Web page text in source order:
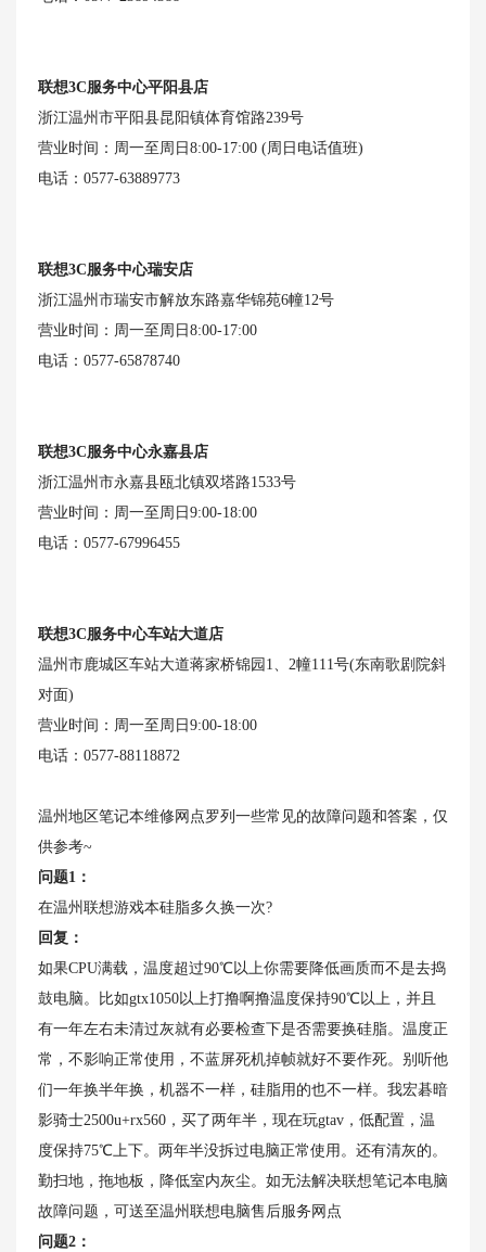
联想3C服务中心平阳县店
浙江温州市平阳县昆阳镇体育馆路239号
营业时间：周一至周日8:00-17:00 (周日电话值班)
电话：0577-63889773
联想3C服务中心瑞安店
浙江温州市瑞安市解放东路嘉华锦苑6幢12号
营业时间：周一至周日8:00-17:00
电话：0577-65878740
联想3C服务中心永嘉县店
浙江温州市永嘉县瓯北镇双塔路1533号
营业时间：周一至周日9:00-18:00
电话：0577-67996455
联想3C服务中心车站大道店
温州市鹿城区车站大道蒋家桥锦园1、2幢111号(东南歌剧院斜
对面)
营业时间：周一至周日9:00-18:00
电话：0577-88118872
温州地区笔记本维修网点罗列一些常见的故障问题和答案，仅
供参考~
问题1：
在温州联想游戏本硅脂多久换一次?
回复：
如果CPU满载，温度超过90℃以上你需要降低画质而不是去捣
鼓电脑。比如gtx1050以上打撸啊撸温度保持90℃以上，并且
有一年左右未清过灰就有必要检查下是否需要换硅脂。温度正
常，不影响正常使用，不蓝屏死机掉帧就好不要作死。别听他
们一年换半年换，机器不一样，硅脂用的也不一样。我宏碁暗
影骑士2500u+rx560，买了两年半，现在玩gtav，低配置，温
度保持75℃上下。两年半没拆过电脑正常使用。还有清灰的。
勤扫地，拖地板，降低室内灰尘。如无法解决联想笔记本电脑
故障问题，可送至温州联想电脑售后服务网点
问题2：